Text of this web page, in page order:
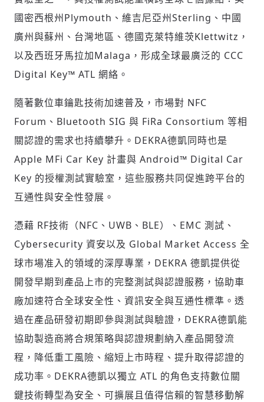
掌握國際政經脈動
參與下一波全球科技革命
請輸入發送到的驗證碼
(十分鐘內有效)
驗證
國密西根州Plymouth 、維吉尼亞州Sterling 、中國
廣州與蘇州、台灣地區、德國克萊特維茨Klettwitz ，
以及西班牙馬拉加Malaga ，形成全球最廣泛的 CCC
Digital Key™ ATL 網絡。
隨著數位車鑰匙技術加速普及，市場對 NFC
Forum 、 Bluetooth SIG 與 FiRa Consortium 等相
關認證的需求也持續攀升。 DEKRA德凱同時也是
Apple MFi Car Key 計畫與 Android™ Digital Car
Key 的授權測試實驗室，這些服務共同促進跨平台的
互通性與安全性發展。
憑藉 RF技術（NFC 、 UWB 、 BLE）、 EMC 測試、
Cybersecurity 資安以及 Global Market Access 全
球市場准入的領域的深厚專業， DEKRA 德凱提供從
開發早期到產品上市的完整測試與認證服務，協助車
廠加速符合全球安全性、資訊安全與互通性標準。透
過在產品研發初期即參與測試與驗證， DEKRA德凱能
協助製造商將合規策略與認證規劃納入產品開發流
程，降低重工風險、縮短上市時程、提升取得認證的
成功率。 DEKRA德凱以獨立 ATL 的角色支持數位關
鍵技術轉型為安全、可擴展且值得信賴的智慧移動解